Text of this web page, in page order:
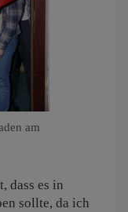
am
dass es in
sollte, da ich